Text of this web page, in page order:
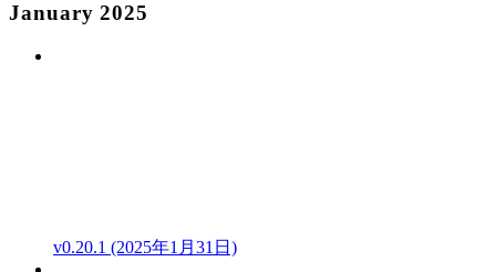
January 2025
v0.20.1 (2025年1月31日)